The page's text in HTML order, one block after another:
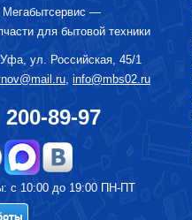
РАДИАТОРЫ
ПЕЧИ (СВЧ)
МАШИНЫ
Мегабытсервис —
для бытовой техники
Уфа ул. Российская, 45/1
info@mbs02.ru
89-97
с 10:00 до 19:00 ПН-ПТ